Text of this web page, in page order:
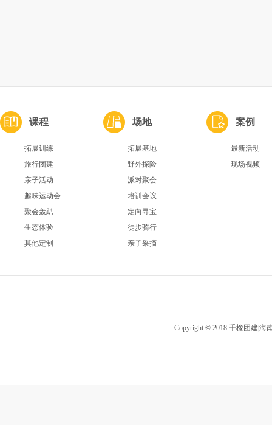
课程
拓展训练
旅行团建
亲子活动
趣味运动会
聚会轰趴
生态体验
其他定制
场地
拓展基地
野外探险
派对聚会
培训会议
定向寻宝
徒步骑行
亲子采摘
案例
最新活动
现场视频
Copyright © 2018 千橡团建|